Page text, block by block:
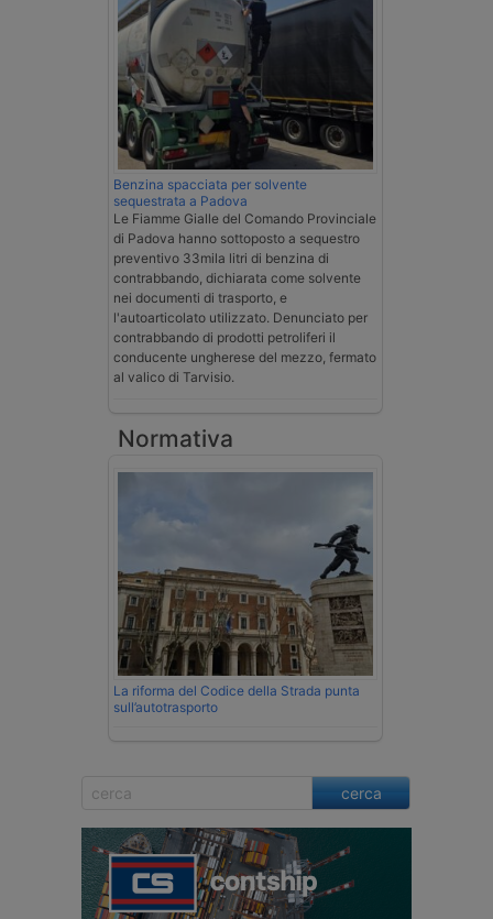
Benzina spacciata per solvente
sequestrata a Padova
Le Fiamme Gialle del Comando Provinciale
di Padova hanno sottoposto a sequestro
preventivo 33mila litri di benzina di
contrabbando, dichiarata come solvente
nei documenti di trasporto, e
l'autoarticolato utilizzato. Denunciato per
contrabbando di prodotti petroliferi il
conducente ungherese del mezzo, fermato
al valico di Tarvisio.
Normativa
La riforma del Codice della Strada punta
sull’autotrasporto
cerca